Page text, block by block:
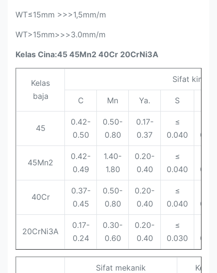
WT≤15mm >>>1,5mm/m
WT>15mm>>>3.0mm/m
Kelas Cina:45 45Mn2 40Cr 20CrNi3A
Kelas
baja
Sifat kimia
C Mn Ya. S
45
0.42-
0.50
0.50-
0.80
0.17-
0.37
≤
0.040
45Mn2
0.42-
0.49
1.40-
1.80
0.20-
0.40
≤
0.040
40Cr
0.37-
0.45
0.50-
0.80
0.20-
0.40
≤
0.040
20CrNi3A
0.17-
0.24
0.30-
0.60
0.20-
0.40
≤
0.030
Sifat mekanik